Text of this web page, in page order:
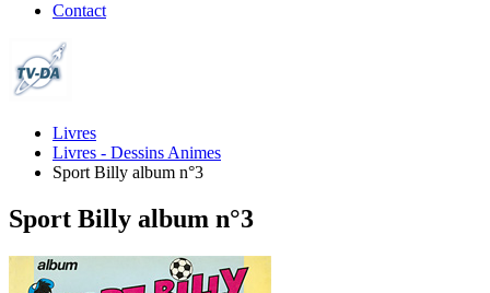
Contact
Livres
Livres - Dessins Animes
Sport Billy album n°3
Sport Billy album n°3